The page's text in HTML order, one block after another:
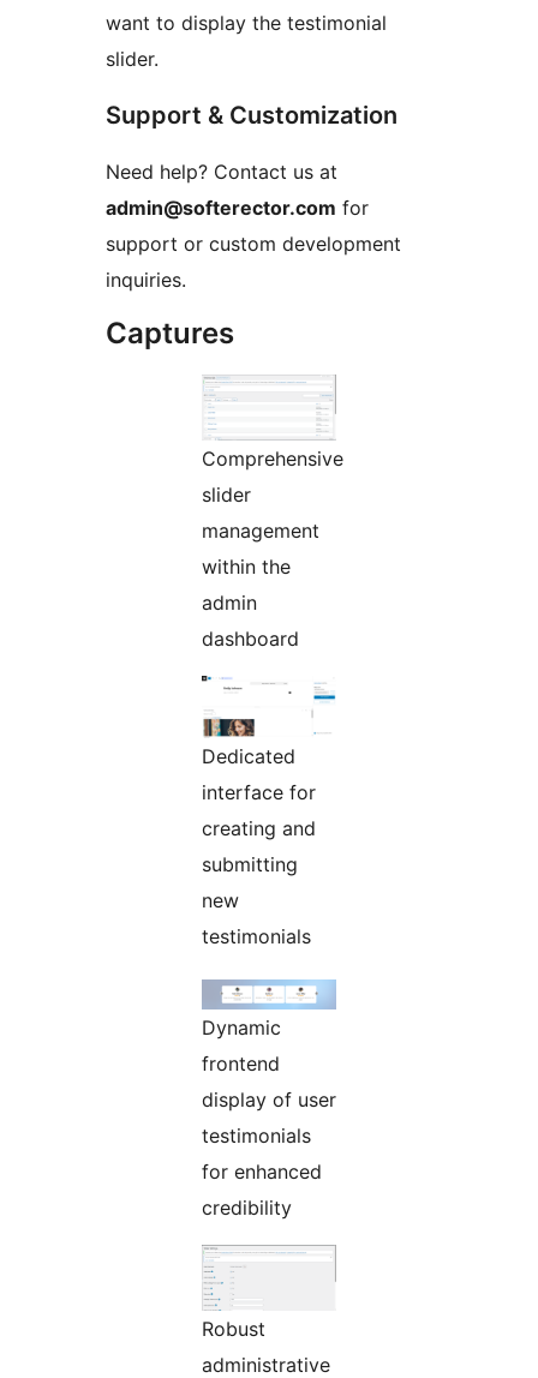
want to display the testimonial
slider.
Support & Customization
Need help? Contact us at
admin@softerector.com for
support or custom development
inquiries.
Captures
Comprehensive
slider
management
within the
admin
dashboard
Dedicated
interface for
creating and
submitting
new
testimonials
Dynamic
frontend
display of user
testimonials
for enhanced
credibility
Robust
administrative